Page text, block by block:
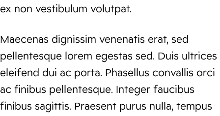
ex non vestibulum volutpat.
Maecenas dignissim venenatis erat, sed
pellentesque lorem egestas sed. Duis ultrices
eleifend dui ac porta. Phasellus convallis orci
ac finibus pellentesque. Integer faucibus
finibus sagittis. Praesent purus nulla, tempus